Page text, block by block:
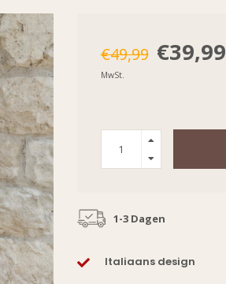
€49,99 €39,99
MwSt.
1-3 Dagen
Italiaans design